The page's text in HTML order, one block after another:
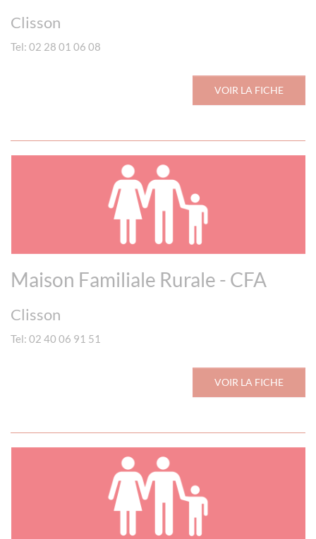
Clisson
Tel: 02 28 01 06 08
VOIR LA FICHE
Maison Familiale Rurale - CFA
Clisson
Tel: 02 40 06 91 51
VOIR LA FICHE